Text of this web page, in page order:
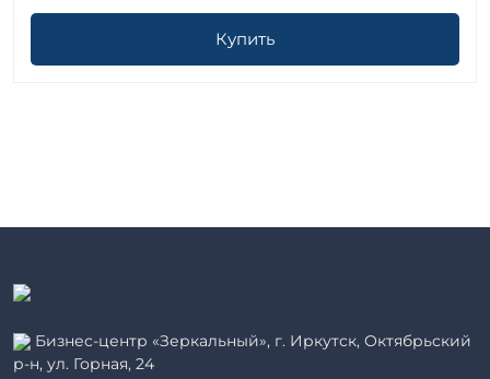
Купить
Бизнес-центр «Зеркальный», г. Иркутск, Октябрьский
р-н, ул. Горная, 24